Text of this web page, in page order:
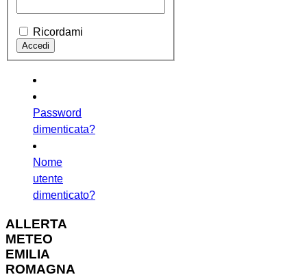
Ricordami
Password
dimenticata?
Nome
utente
dimenticato?
ALLERTA
METEO
EMILIA
ROMAGNA